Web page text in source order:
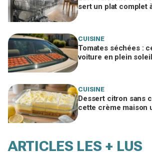
sert un plat complet
CUISINE
Tomates séchées :
voiture en plein
CUISINE
Dessert citron sans
cette crème maison
ARTICLES LES + LUS